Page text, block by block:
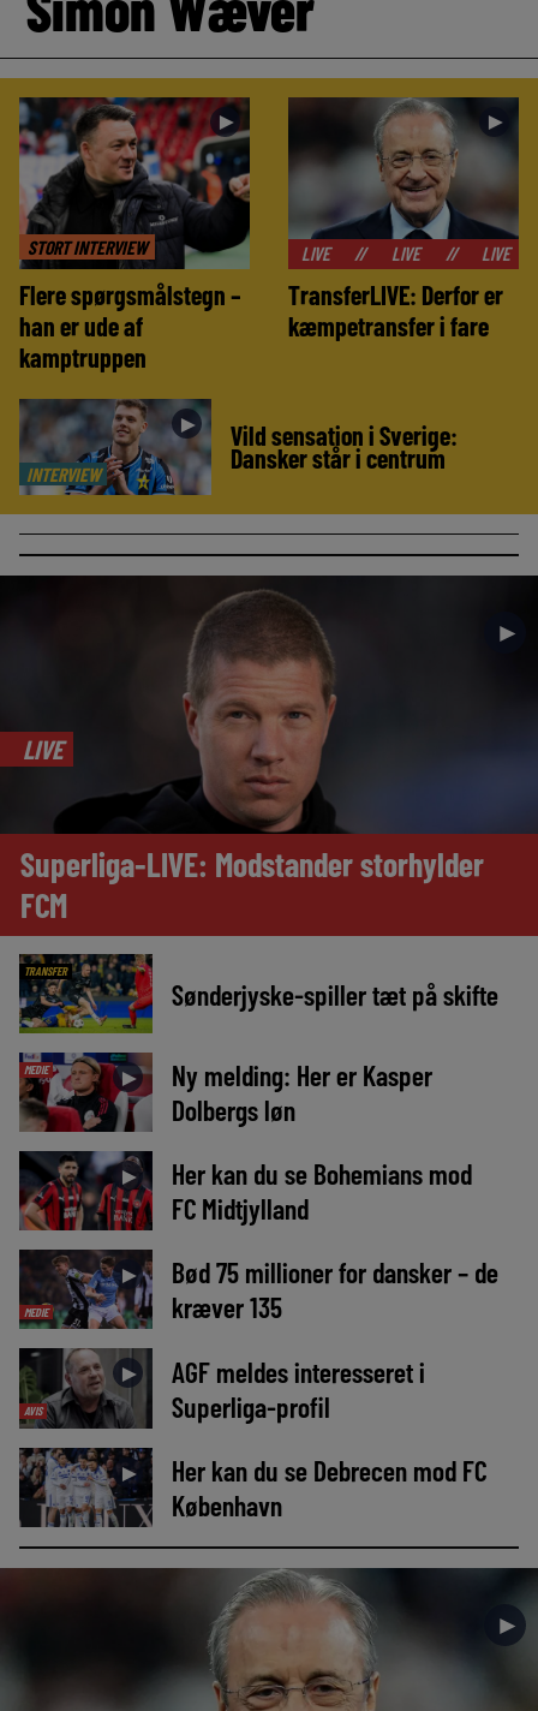
STORT INTERVIEW
►
Flere spørgsmålstegn –
han er ude af
kamptruppen
►
// LIVE LIVE LIVE LIVE
TransferLIVE: Derfor er
kæmpetransfer i fare
INTERVIEW
► Vild sensation i Sverige:
Dansker står i centrum
►
LIVE
Superliga-LIVE: Modstander storhylder
FCM
TRANSFER
Sønderjyske-spiller tæt på skifte
MEDIE ►
Ny melding: Her er Kasper
Dolbergs løn
►
Her kan du se Bohemians mod
FC Midtjylland
MEDIE
►
Bød 75 millioner for dansker – de
kræver 135
AVIS
►
AGF meldes interesseret i
Superliga-profil
►
Her kan du se Debrecen mod FC
København
►